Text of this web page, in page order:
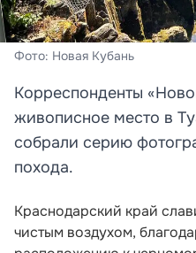
Фото: Новая Кубань
Корреспонденты
живописное место в
собрали серию
похода.
Краснодарский край
чистым воздухом,